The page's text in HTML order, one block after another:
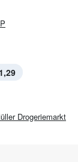
Drogeriemarkt